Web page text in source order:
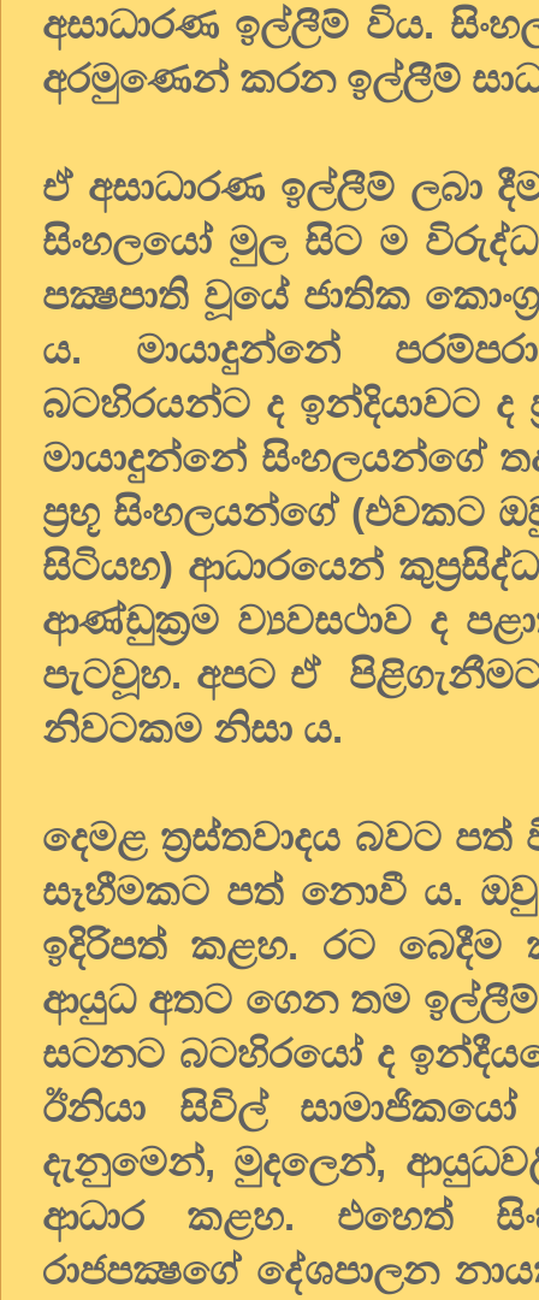
අසාධාරණ ඉල්ලීම් විය.
අරමුණෙන් කරන ඉල්ලීම්
ඒ අසාධාරණ ඉල්ලීම් ලබා
සිංහලයෝ මුල සිට ම
පක්‍ෂපාති වූයේ ජාතික
ය. මායාදුන්නේ
බටහිරයන්ට ද ඉන්දියාවට ද
මායාදුන්නේ සිංහලයන්ගේ
ප්‍රභූ සිංහලයන්ගේ (එවකට
සිටියහ) ආධාරයෙන්
ආණ්ඩුක්‍රම ව්‍යවසථාව ද
පැටවූහ. අපට ඒ
නිවටකම නිසා ය.
දෙමළ ත්‍රස්තවාදය බවට
සෑහීමකට පත් නොවී ය.
ඉදිරිපත් කළහ. රට බෙදීම
ආයුධ අතට ගෙන තම ඉල්ලීම්
සටනට බටහිරයෝ ද
ඊනියා සිවිල්
දැනුමෙන්, මුදලෙන්,
ආධාර කළහ. එහෙත්
රාජපක්‍ෂගේ දේශපාලන